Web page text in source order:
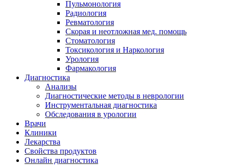
Пульмонология
Радиология
Ревматология
Скорая и неотложная мед. помощь
Стоматология
Токсикология и Наркология
Урология
Фармакология
Диагностика
Анализы
Диагностические методы в неврологии
Инструментальная диагностика
Обследования в урологии
Врачи
Клиники
Лекарства
Свойства продуктов
Онлайн диагностика